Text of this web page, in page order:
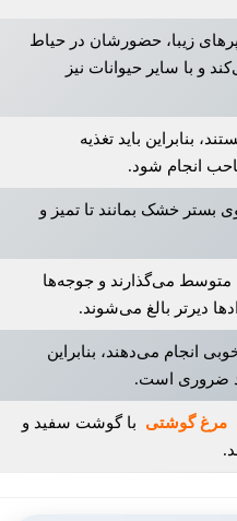
زیبا، حضورشان در حیاط
و با سایر حیوانات نیز
بنابراین باید تغذیه
انجام شود.
بستر خشک بمانند تا تمیز و
متوسط می‌گذارند و جوجه‌ها
دیرتر بالغ می‌شوند.
انجام می‌دهند، بنابراین
ضروری است.
مرغ گوشتی
با گوشت سفید و